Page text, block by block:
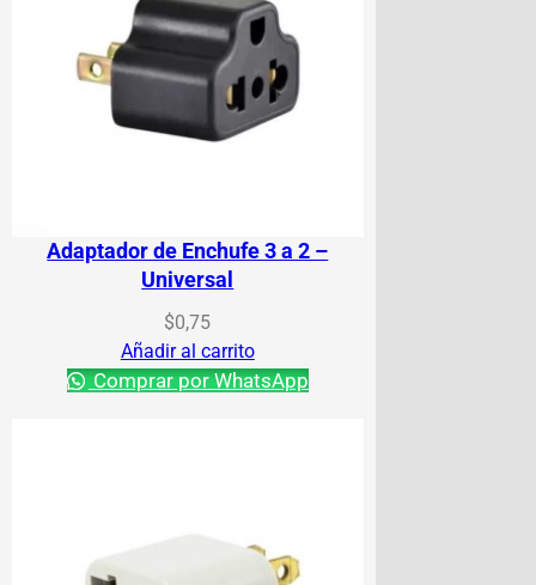
Adaptador de Enchufe 3 a 2 –
Universal
$0,75
Añadir al carrito
Comprar por WhatsApp